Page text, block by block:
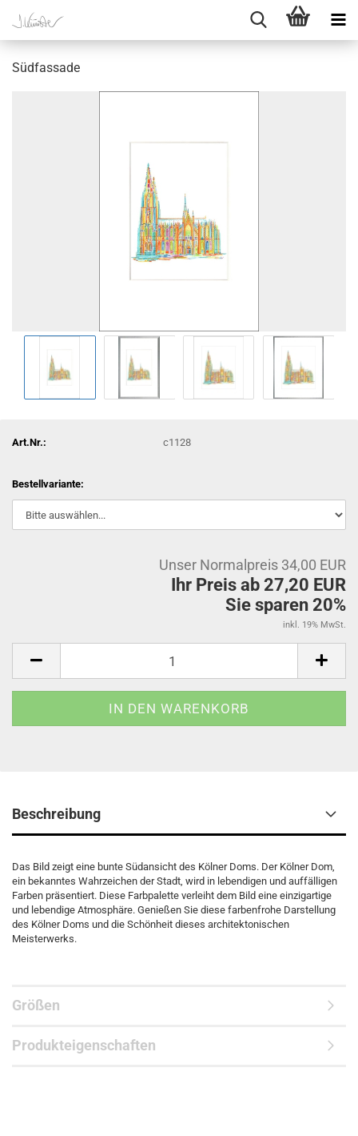
Südfassade
Art.Nr.: c1128
Bestellvariante:
Unser Normalpreis 34,00 EUR
Ihr Preis ab 27,20 EUR
Sie sparen 20%
inkl. 19% MwSt.
Beschreibung
Das Bild zeigt eine bunte Südansicht des Kölner Doms. Der Kölner Dom,
ein bekanntes Wahrzeichen der Stadt, wird in lebendigen und auffälligen
Farben präsentiert. Diese Farbpalette verleiht dem Bild eine einzigartige
und lebendige Atmosphäre. Genießen Sie diese farbenfrohe Darstellung
des Kölner Doms und die Schönheit dieses architektonischen
Meisterwerks.
Größen
Produkteigenschaften